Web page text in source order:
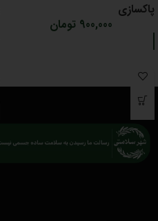
پاکسازی
900,000 تومان